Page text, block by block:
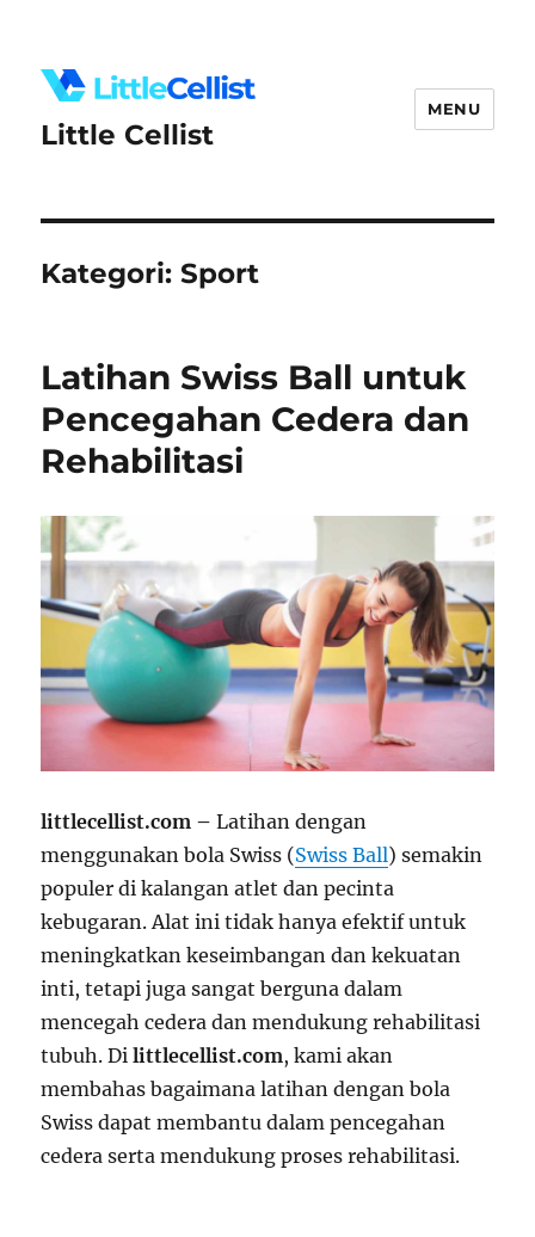
Little Cellist
MENU
Kategori:Sport
Latihan Swiss Ball untuk
Pencegahan Cedera dan
Rehabilitasi
littlecellist.com –Latihan dengan
menggunakan bola Swiss (Swiss Ball) semakin
populer di kalangan atlet dan pecinta
kebugaran. Alat ini tidak hanya efektif untuk
meningkatkan keseimbangan dan kekuatan
inti, tetapi juga sangat berguna dalam
mencegah cedera dan mendukung rehabilitasi
tubuh. Dilittlecellist.com, kami akan
membahas bagaimana latihan dengan bola
Swiss dapat membantu dalam pencegahan
cedera serta mendukung proses rehabilitasi.